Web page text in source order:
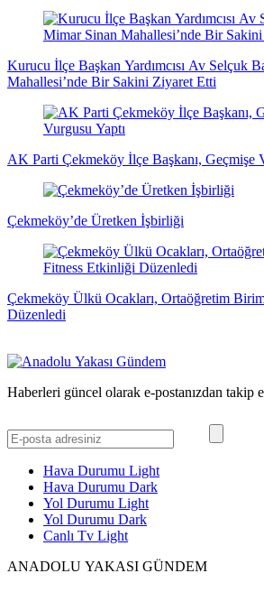
Kurucu İlçe Başkan Yardımcısı Av Selçuk
Mahallesi’nde Bir Sakini Ziyaret Etti
AK Parti Çekmeköy İlçe Başkanı, Geçmişe
Çekmeköy’de Üretken İşbirliği
Çekmeköy Ülkü Ocakları, Ortaöğretim
Düzenledi
Haberleri güncel olarak e-postanızdan takip
Hava Durumu Light
Hava Durumu Dark
Yol Durumu Light
Yol Durumu Dark
Canlı Tv Light
ANADOLU YAKASI GÜNDEM